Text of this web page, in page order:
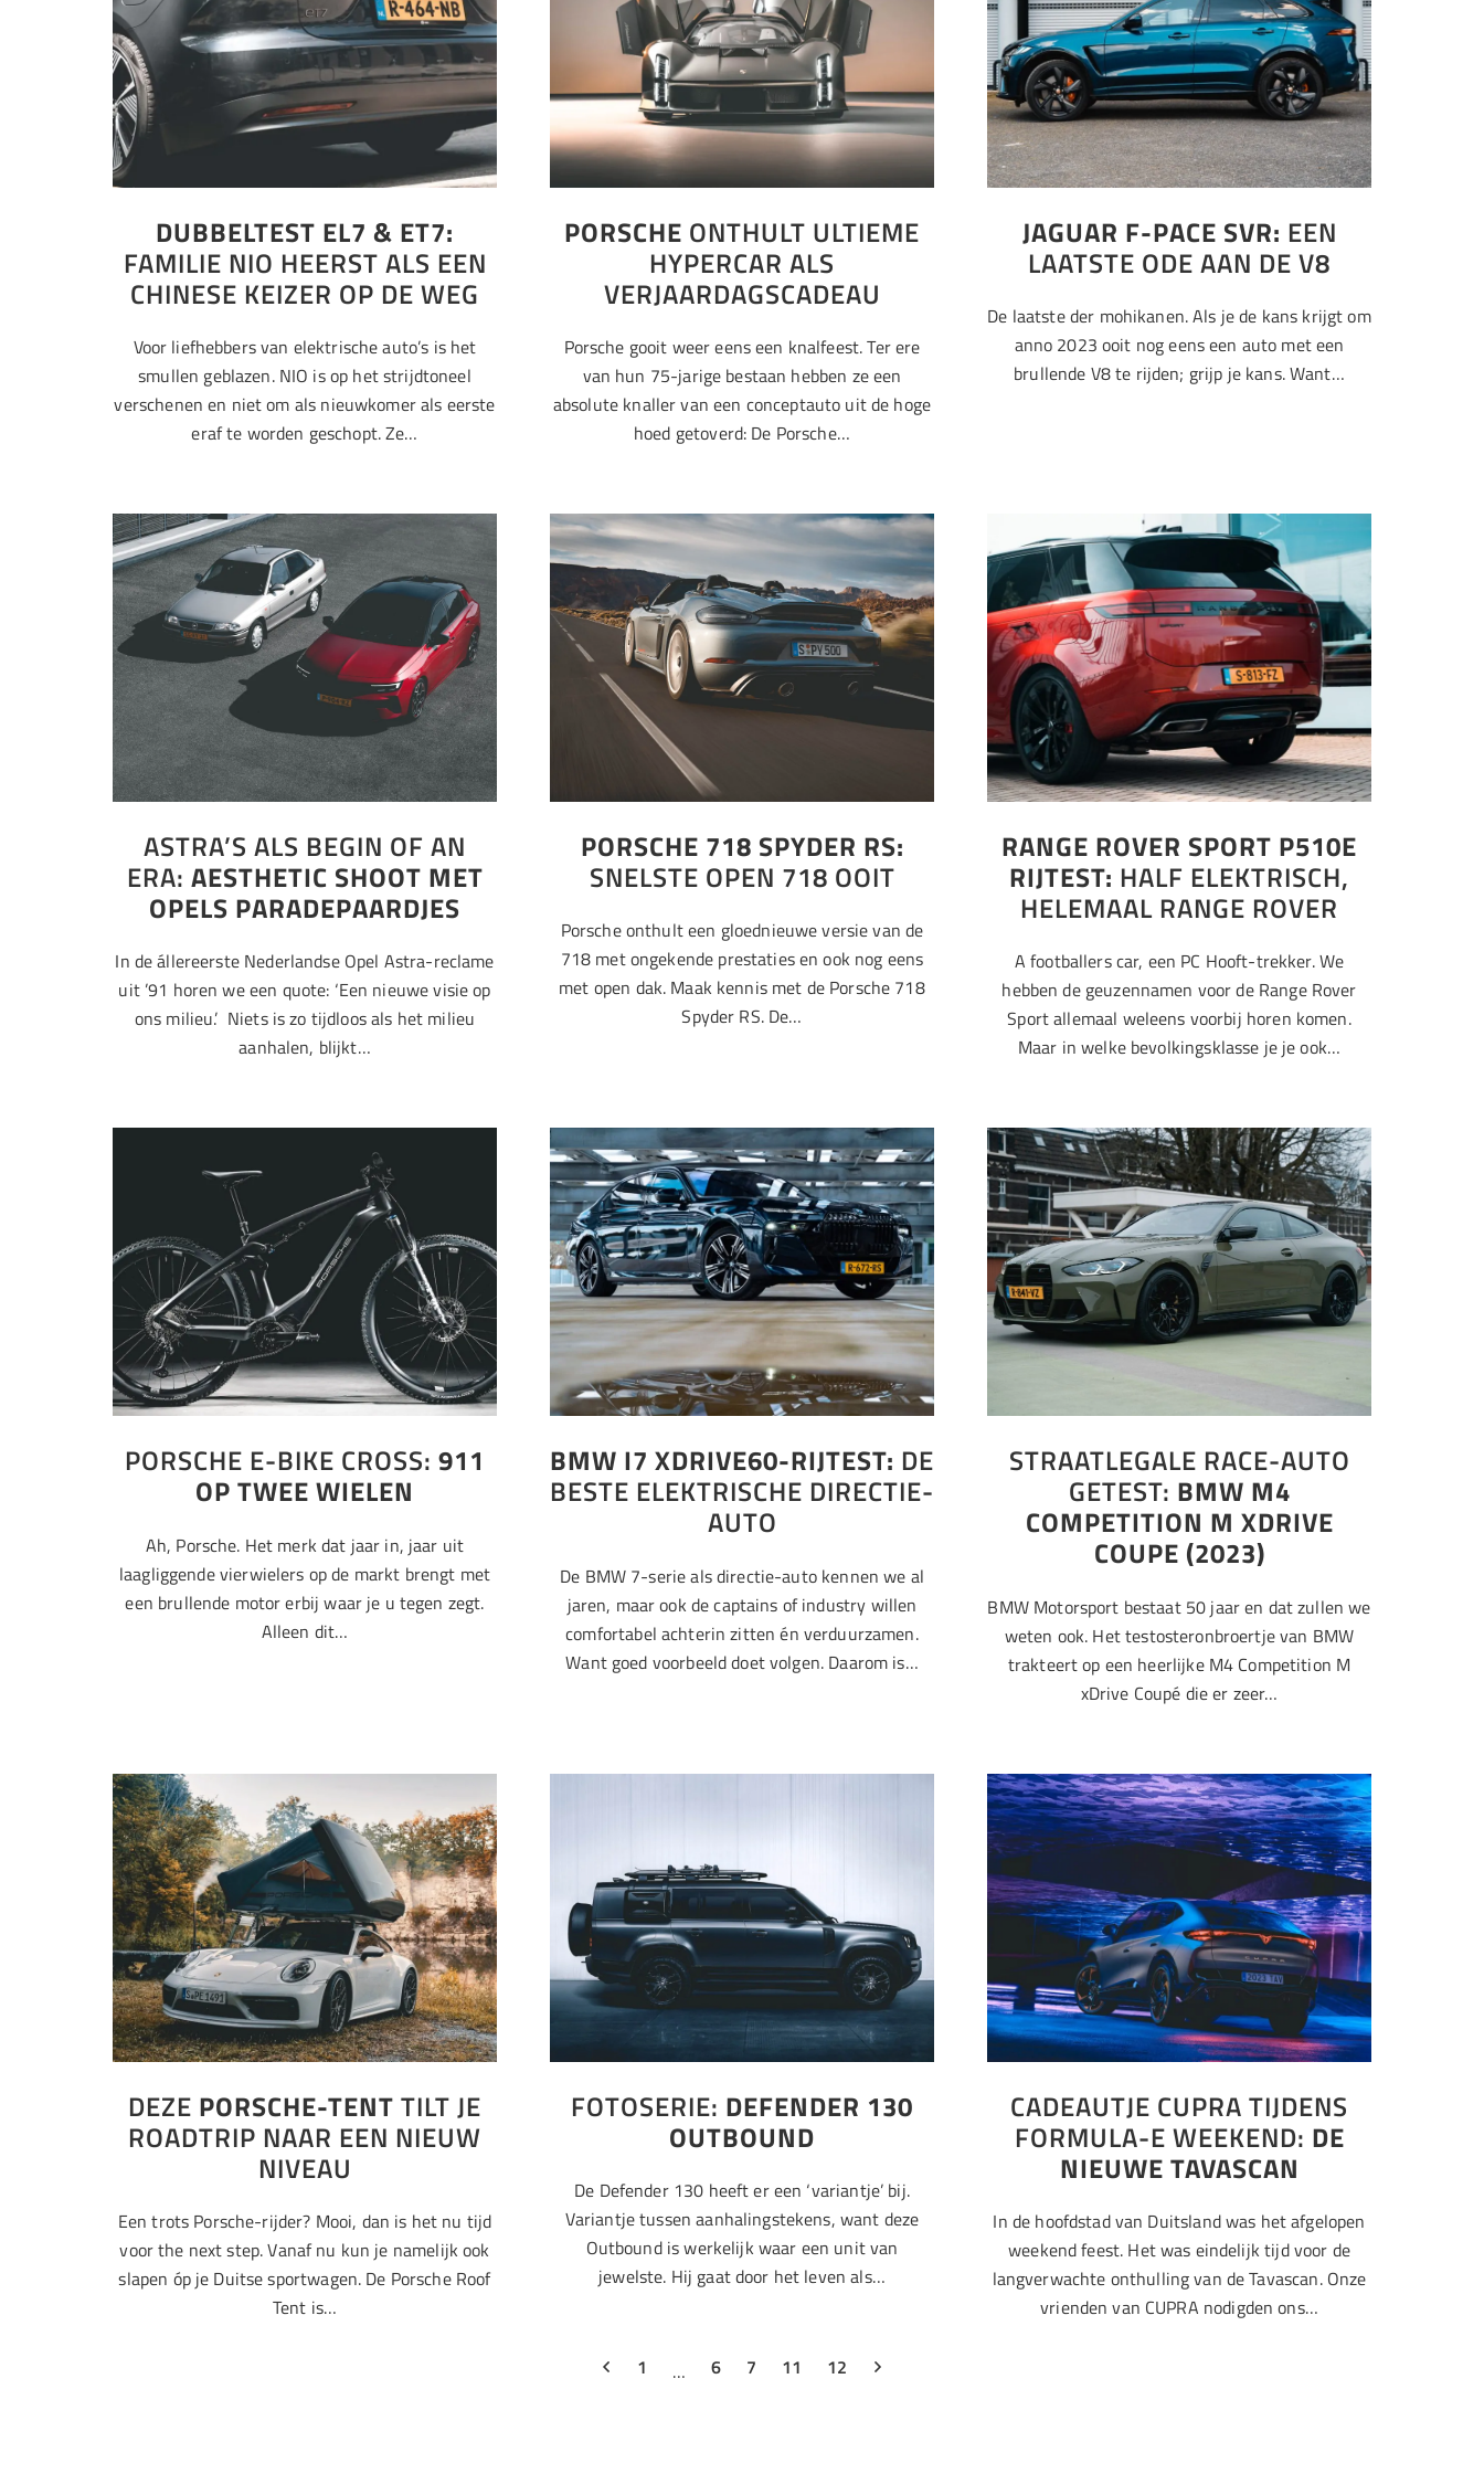
DUBBELTEST EL7 & ET7:
FAMILIE NIO HEERST ALS EEN
CHINESE KEIZER OP DE WEG
Voor liefhebbers van elektrische auto’s is het
smullen geblazen. NIO is op het strijdtoneel
verschenen en niet om als nieuwkomer als eerste
eraf te worden geschopt. Ze…
PORSCHE ONTHULT ULTIEME
HYPERCAR ALS
VERJAARDAGSCADEAU
Porsche gooit weer eens een knalfeest. Ter ere
van hun 75-jarige bestaan hebben ze een
absolute knaller van een conceptauto uit de hoge
hoed getoverd: De Porsche…
JAGUAR F-PACE SVR: EEN
LAATSTE ODE AAN DE V8
De laatste der mohikanen. Als je de kans krijgt om
anno 2023 ooit nog eens een auto met een
brullende V8 te rijden; grijp je kans. Want…
ASTRA’S ALS BEGIN OF AN
ERA: AESTHETIC SHOOT MET
OPELS PARADEPAARDJES
In de állereerste Nederlandse Opel Astra-reclame
uit ’91 horen we een quote: ‘Een nieuwe visie op
ons milieu.’ Niets is zo tijdloos als het milieu
aanhalen, blijkt…
PORSCHE 718 SPYDER RS:
SNELSTE OPEN 718 OOIT
Porsche onthult een gloednieuwe versie van de
718 met ongekende prestaties en ook nog eens
met open dak. Maak kennis met de Porsche 718
Spyder RS. De…
RANGE ROVER SPORT P510E
RIJTEST: HALF ELEKTRISCH,
HELEMAAL RANGE ROVER
A footballers car, een PC Hooft-trekker. We
hebben de geuzennamen voor de Range Rover
Sport allemaal weleens voorbij horen komen.
Maar in welke bevolkingsklasse je je ook…
PORSCHE E-BIKE CROSS: 911
OP TWEE WIELEN
Ah, Porsche. Het merk dat jaar in, jaar uit
laagliggende vierwielers op de markt brengt met
een brullende motor erbij waar je u tegen zegt.
Alleen dit…
BMW I7 XDRIVE60-RIJTEST: DE
BESTE ELEKTRISCHE DIRECTIE-
AUTO
De BMW 7-serie als directie-auto kennen we al
jaren, maar ook de captains of industry willen
comfortabel achterin zitten én verduurzamen.
Want goed voorbeeld doet volgen. Daarom is…
STRAATLEGALE RACE-AUTO
GETEST: BMW M4
COMPETITION M XDRIVE
COUPE (2023)
BMW Motorsport bestaat 50 jaar en dat zullen we
weten ook. Het testosteronbroertje van BMW
trakteert op een heerlijke M4 Competition M
xDrive Coupé die er zeer…
DEZE PORSCHE-TENTTILT JE
ROADTRIP NAAR EEN NIEUW
NIVEAU
Een trots Porsche-rijder? Mooi, dan is het nu tijd
voor the next step. Vanaf nu kun je namelijk ook
slapen óp je Duitse sportwagen. De Porsche Roof
Tent is…
FOTOSERIE: DEFENDER 130
OUTBOUND
De Defender 130 heeft er een ‘variantje’ bij.
Variantje tussen aanhalingstekens, want deze
Outbound is werkelijk waar een unit van
jewelste. Hij gaat door het leven als…
CADEAUTJE CUPRA TIJDENS
FORMULA-E WEEKEND: DE
NIEUWE TAVASCAN
In de hoofdstad van Duitsland was het afgelopen
weekend feest. Het was eindelijk tijd voor de
langverwachte onthulling van de Tavascan. Onze
vrienden van CUPRA nodigden ons…
1 … 6 7 11 12